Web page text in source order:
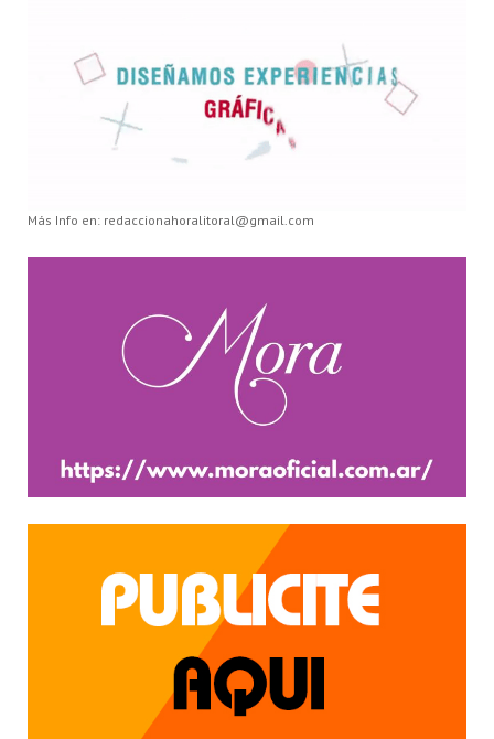
Más Info en: redaccionahoralitoral@gmail.com